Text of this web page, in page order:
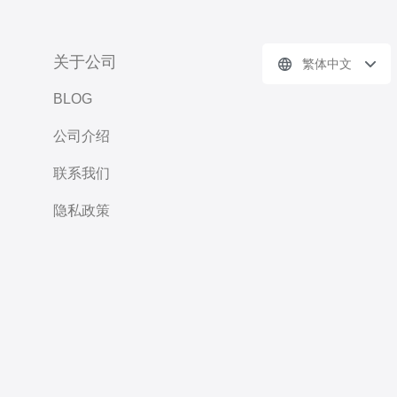
关于公司
BLOG
公司介绍
联系我们
隐私政策
繁体中文